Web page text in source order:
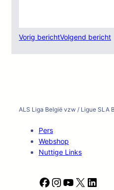
Vorig berichtVolgend bericht
ALS Liga België vzw / Ligue SLA
Pers
Webshop
Nuttige Links
F
I
Y
X